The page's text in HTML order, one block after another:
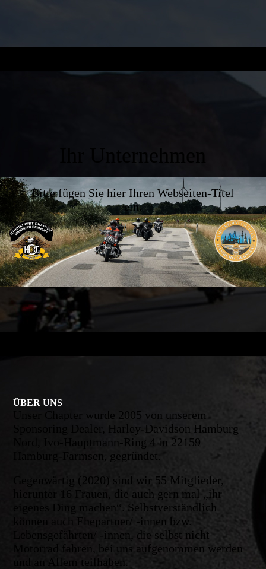
Ihr Unternehmen
Bitte fügen Sie hier Ihren Webseiten-Titel
ein.
ÜBER UNS
Unser Chapter wurde 2005 von unserem
Sponsoring Dealer, Harley-Davidson Hamburg
Nord, Ivo-Hauptmann-Ring 4 in 22159
Hamburg-Farmsen, gegründet.
Gegenwärtig (2020) sind wir 55 Mitglieder,
hierunter 16 Frauen, die auch gern mal „ihr
eigenes Ding machen“. Selbstverständlich
können auch Ehepartner/ -innen bzw.
Lebensgefährten/ -innen, die selbst nicht
Motorrad fahren, bei uns aufgenommen werden
und an Allem teilhaben.